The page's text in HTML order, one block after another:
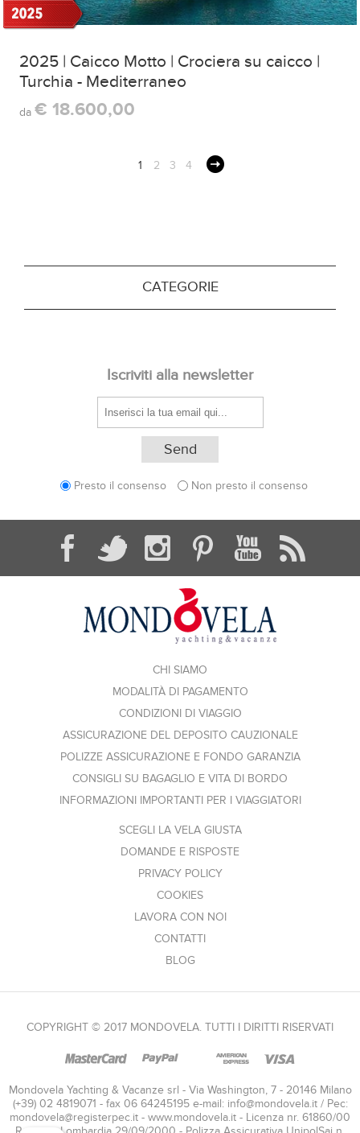
2025 | Caicco Motto | Crociera su caicco |
Turchia - Mediterraneo
da€ 18.600,00
1 2 3 4
CATEGORIE
Iscriviti alla newsletter
Presto il consenso Non presto il consenso
CHI SIAMO
MODALITÀ DI PAGAMENTO
CONDIZIONI DI VIAGGIO
ASSICURAZIONE DEL DEPOSITO CAUZIONALE
POLIZZE ASSICURAZIONE E FONDO GARANZIA
CONSIGLI SU BAGAGLIO E VITA DI BORDO
INFORMAZIONI IMPORTANTI PER I VIAGGIATORI
SCEGLI LA VELA GIUSTA
DOMANDE E RISPOSTE
PRIVACY POLICY
COOKIES
LAVORA CON NOI
CONTATTI
BLOG
COPYRIGHT © 2017 MONDOVELA. TUTTI I DIRITTI RISERVATI
Mondovela Yachting & Vacanze srl - Via Washington, 7 - 20146 Milano
(+39) 02 4819071 - fax 06 64245195 e-mail: info@mondovela.it/ Pec:
mondovela@registerpec.it - www.mondovela.it - Licenza nr. 61860/00